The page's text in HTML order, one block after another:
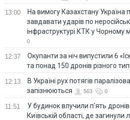
13:00
На вимогу Казахстану Україна
завдавати ударів по
інфраструктурі КТК у Чорному
0
12:37
Окупанти за ніч випустили 6
та понад 150 дронів різного
12:13
В Україні рух потягів
запізнюються
563 0
11:51
У будинок влучили п'ять
Київській області, де загинули